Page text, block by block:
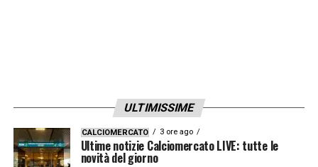
ULTIMISSIME
CALCIOMERCATO 3 ore ago
Ultime notizie Calciomercato LIVE: tutte le
novità del giorno